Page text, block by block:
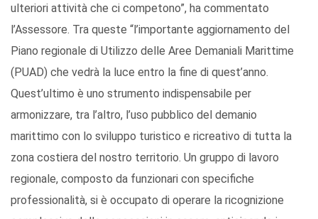
ulteriori attività che ci competono”, ha commentato
l’Assessore. Tra queste “l’importante aggiornamento del
Piano regionale di Utilizzo delle Aree Demaniali Marittime
(PUAD) che vedrà la luce entro la fine di quest’anno.
Quest’ultimo è uno strumento indispensabile per
armonizzare, tra l’altro, l’uso pubblico del demanio
marittimo con lo sviluppo turistico e ricreativo di tutta la
zona costiera del nostro territorio. Un gruppo di lavoro
regionale, composto da funzionari con specifiche
professionalità, si è occupato di operare la ricognizione